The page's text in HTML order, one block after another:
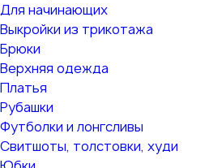
Для начинающих
Выкройки из трикотажа
Брюки
Верхняя одежда
Платья
Рубашки
Футболки и лонгсливы
Свитшоты, толстовки, худи